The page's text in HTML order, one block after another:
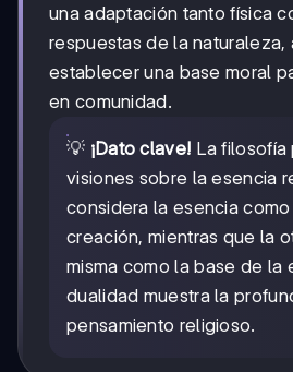
una adaptación tanto física
respuestas de la naturaleza,
establecer una base moral
en comunidad.
💡 ¡Dato clave! La filosofía
visiones sobre la esencia
considera la esencia
creación, mientras que la
misma como la base de la
dualidad muestra la
pensamiento religioso.